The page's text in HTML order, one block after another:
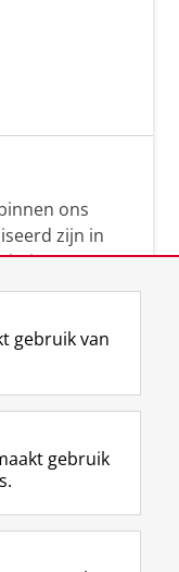
ons
zijn in
gedrag.
hun
naar
inzichten.
gebruik van
gebruik